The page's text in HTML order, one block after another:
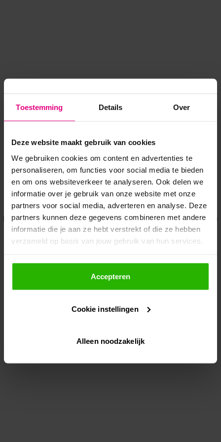
Toestemming Details Over
Deze website maakt gebruik van cookies
We gebruiken cookies om content en advertenties te
personaliseren, om functies voor social media te bieden
en om ons websiteverkeer te analyseren. Ook delen we
informatie over je gebruik van onze website met onze
partners voor social media, adverteren en analyse. Deze
partners kunnen deze gegevens combineren met andere
informatie die je aan ze hebt verstrekt of die ze hebben
verzameld op basis van jouw gebruik van hun services.
Als je op "Accepteer" klikt, dan geef je Voordeeluitjes.nl
toestemming om cookies voor social media en
gepersonaliseerde advertenties te plaatsen.
Lees hier meer over in onsprivacybeleid
Via "Cookie instellingen" kun je ook zelf instellen welke
Accepteren
Cookie instellingen
Alleen noodzakelijk
Application error: a client-side exception has occurred while
loadingwww.voordeeluitjes.nl (see the browser console for more
information).